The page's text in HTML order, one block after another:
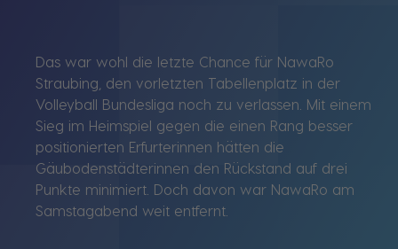
Das war wohl die letzte Chance für NawaRo
Straubing, den vorletzten Tabellenplatz in der
Volleyball Bundesliga noch zu verlassen. Mit einem
Sieg im Heimspiel gegen die einen Rang besser
positionierten Erfurterinnen hätten die
Gäubodenstädterinnen den Rückstand auf drei
Punkte minimiert. Doch davon war NawaRo am
Samstagabend weit entfernt.